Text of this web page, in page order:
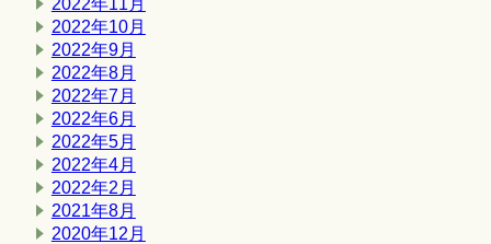
2022年11月
2022年10月
2022年9月
2022年8月
2022年7月
2022年6月
2022年5月
2022年4月
2022年2月
2021年8月
2020年12月